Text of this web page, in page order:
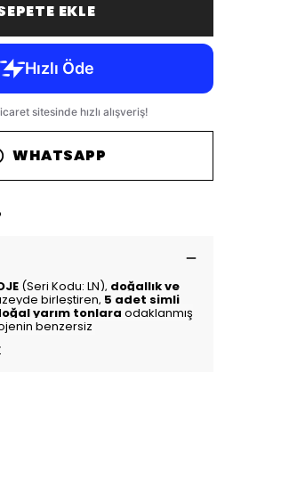
EKLE
WHATSAPP
(Seri Kodu: LN), doğallık ve
birleştiren, 5 adet simli
yarım tonlara odaklanmış
benzersiz